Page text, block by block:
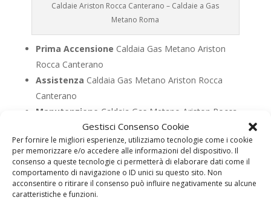
Gestisci Consenso Cookie
Per fornire le migliori esperienze, utilizziamo tecnologie come i cookie
per memorizzare e/o accedere alle informazioni del dispositivo. Il
consenso a queste tecnologie ci permetterà di elaborare dati come il
comportamento di navigazione o ID unici su questo sito. Non
acconsentire o ritirare il consenso può influire negativamente su alcune
caratteristiche e funzioni.
Caldaie Ariston Rocca Canterano – Caldaie a Gas
Metano Roma
Prima Accensione Caldaia Gas Metano Ariston
Rocca Canterano
Assistenza Caldaia Gas Metano Ariston Rocca
Canterano
Manutenzione Caldaia Gas Metano Ariston Rocca
Riparazione Caldaia Gas Metano Ariston Rocca
Canterano
Pronto InterventoCaldaia Gas Metano Ariston
Rocca Canterano